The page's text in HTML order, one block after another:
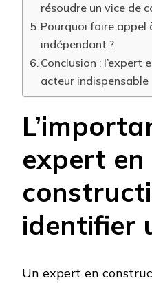
résoudre un vice de
Pourquoi faire appel
indépendant ?
Conclusion : l’expert
acteur indispensable
expert en
identifier
Un expert en